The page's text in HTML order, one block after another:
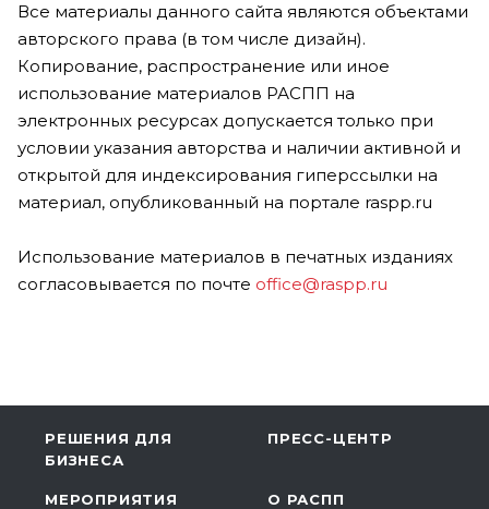
Все материалы данного сайта являются объектами
авторского права (в том числе дизайн).
Копирование, распространение или иное
использование материалов РАСПП на
электронных ресурсах допускается только при
условии указания авторства и наличии активной и
открытой для индексирования гиперссылки на
материал, опубликованный на портале raspp.ru
Использование материалов в печатных изданиях
согласовывается по почте office@raspp.ru
РЕШЕНИЯ ДЛЯ
БИЗНЕСА
ПРЕСС-ЦЕНТР
МЕРОПРИЯТИЯ О РАСПП